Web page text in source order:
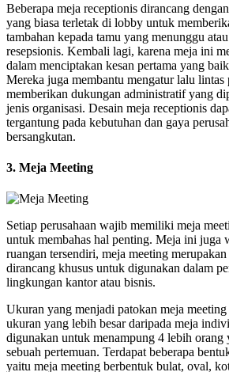
Beberapa meja receptionis dirancang
yang biasa terletak di lobby untuk
tambahan kepada tamu yang menunggu
resepsionis. Kembali lagi, karena meja ini
dalam menciptakan kesan pertama yang
Mereka juga membantu mengatur lalu lintas
memberikan dukungan administratif yang
jenis organisasi. Desain meja receptionis
tergantung pada kebutuhan dan gaya
bersangkutan.
3. Meja Meeting
Setiap perusahaan wajib memiliki meja
untuk membahas hal penting. Meja ini juga
ruangan tersendiri, meja meeting
dirancang khusus untuk digunakan dalam
lingkungan kantor atau bisnis.
Ukuran yang menjadi patokan meja
ukuran yang lebih besar daripada meja
digunakan untuk menampung 4 lebih orang
sebuah pertemuan. Terdapat beberapa
yaitu meja meeting berbentuk bulat, oval,